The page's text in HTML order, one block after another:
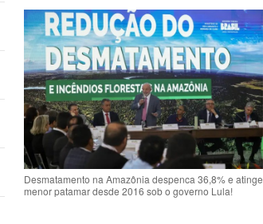
Desmatamento na Amazônia despenca 36,8% e atinge
menor patamar desde 2016 sob o governo Lula!